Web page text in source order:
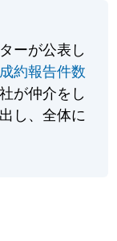
ーが公表し
約報告件数
が仲介をし
し、全体に